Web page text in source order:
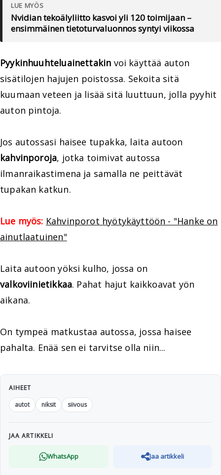
LUE MYÖS
Nvidian tekoälyliitto kasvoi yli 120 toimijaan –
ensimmäinen tietoturvaluonnos syntyi viikossa
Pyykinhuuhteluainettakin voi käyttää auton
sisätilojen hajujen poistossa. Sekoita sitä
kuumaan veteen ja lisää sitä luuttuun, jolla pyyhit
auton pintoja.
Jos autossasi haisee tupakka, laita autoon
kahvinporoja, jotka toimivat autossa
ilmanraikastimena ja samalla ne peittävät
tupakan katkun.
Lue myös: Kahvinporot hyötykäyttöön - "Hanke on
ainutlaatuinen"
Laita autoon yöksi kulho, jossa on
valkoviinietikkaa. Pahat hajut kaikkoavat yön
aikana.
On tympeä matkustaa autossa, jossa haisee
pahalta. Enää sen ei tarvitse olla niin...
AIHEET
autot
niksit siivous
JAA ARTIKKELI
WhatsApp Jaa artikkeli